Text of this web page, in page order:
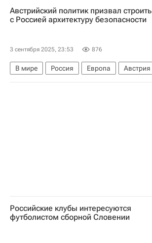
Австрийский политик призвал строить
с Россией архитектуру безопасности
3 сентября 2025, 23:53 876
В мире Россия Европа
Австрия
Владимир Путин
Российские клубы интересуются
футболистом сборной Словении